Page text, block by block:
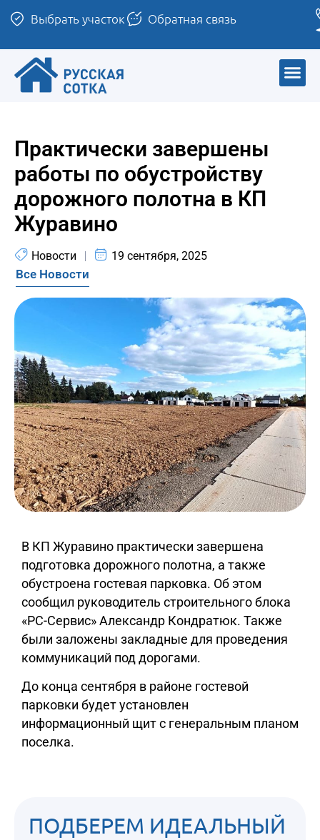
Выбрать участок Обратная связь
Практически завершены
работы по обустройству
дорожного полотна в КП
Журавино
Новости 19 сентября, 2025
Все Новости
В КП Журавино практически завершена
подготовка дорожного полотна, а также
обустроена гостевая парковка. Об этом
сообщил руководитель строительного блока
«РС-Сервис» Александр Кондратюк. Также
были заложены закладные для проведения
коммуникаций под дорогами.
До конца сентября в районе гостевой
парковки будет установлен
информационный щит с генеральным планом
поселка.
ПОДБЕРЕМ ИДЕАЛЬНЫЙ